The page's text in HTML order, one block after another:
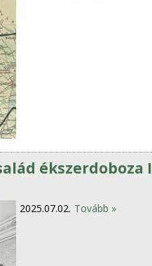
2025.07.02. Tovább »